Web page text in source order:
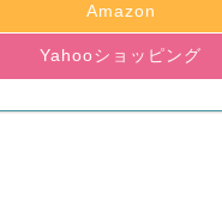
Amazon
Yahooショッピング